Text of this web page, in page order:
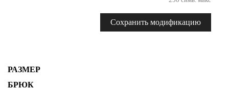
Сохранить модификацию
РАЗМЕР
БРЮК